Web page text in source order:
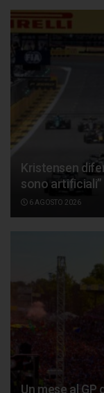
Kristensen
sono artificiali”
6 AGOSTO 2026
Un mese al GP